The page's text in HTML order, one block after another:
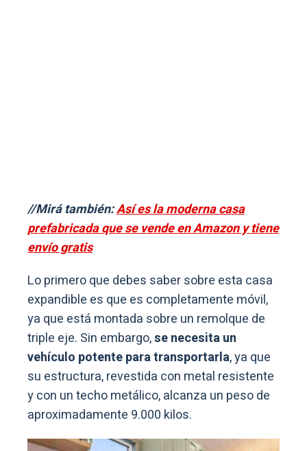
//Mirá también:Así es la moderna casa
prefabricada que se vende en Amazon y tiene
envío gratis
Lo primero que debes saber sobre esta casa
expandible es que es completamente móvil,
ya que está montada sobre un remolque de
triple eje. Sin embargo,se necesita un
vehículo potente para transportarla, ya que
su estructura, revestida con metal resistente
y con un techo metálico, alcanza un peso de
aproximadamente 9.000 kilos.